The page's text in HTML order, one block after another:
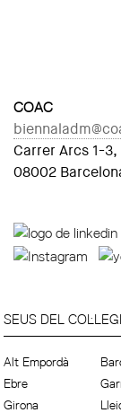
COAC
Carrer Arcs 1-
08002
SEUS DEL COL·LEGI
Alt Empordà
Ebre
Girona